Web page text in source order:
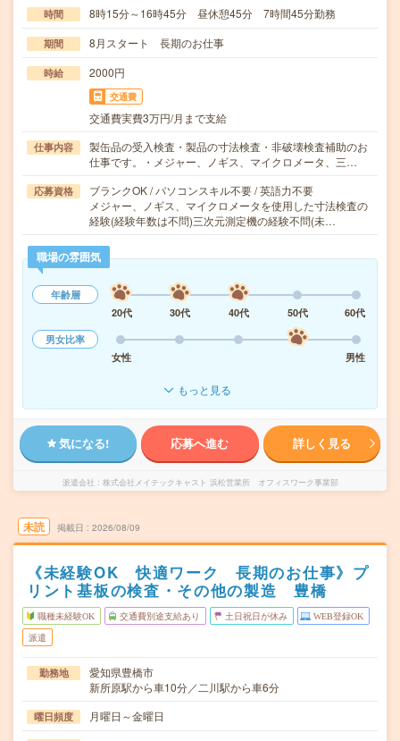
時間 8時15分～16時45分 昼休憩45分 7時間45分勤務
期間 8月スタート 長期のお仕事
時給 2000円
交通費
交通費実費3万円/月まで支給
仕事内容
製缶品の受入検査・製品の寸法検査・非破壊検査補助のお
仕事です。・メジャー、ノギス、マイクロメータ、三…
応募資格
ブランクOK / パソコンスキル不要 / 英語力不要
メジャー、ノギス、マイクロメータを使用した寸法検査の
経験(経験年数は不問)三次元測定機の経験不問(未…
職場の雰囲気
年齢層
20代
30代 40代 50代
60代
男女比率
女性
男性
もっと見る
気になる! 応募へ進む 詳しく見る
派遣会社 株式会社メイテックキャスト 浜松営業所 オフィスワーク事業部
未読 掲載日 2026/08/09
《未経験OK 快適ワーク 長期のお仕事》プ
リント基板の検査・その他の製造 豊橋
職種未経験OK 交通費別途支給あり 土日祝日が休み WEB登録OK
派遣
勤務地
愛知県豊橋市
新所原駅から車10分／二川駅から車6分
曜日頻度 月曜日～金曜日